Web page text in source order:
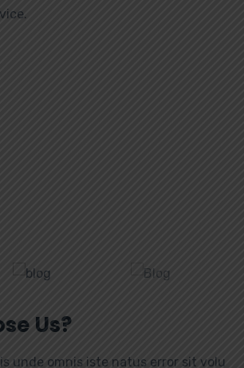
Us?
unde omnis iste natus error sit volu